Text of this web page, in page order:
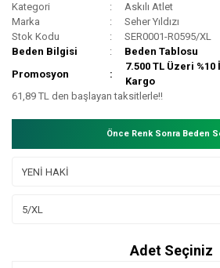
Kategori
Askılı Atlet
Marka
Seher Yıldızı
Stok Kodu
SER0001-R0595/XL
Beden Bilgisi
Beden Tablosu
Promosyon
7.500 TL Üzeri
Kargo
61,89 TL den başlayan taksitlerle!!
Önce Renk Sonra Beden
Adet Seçiniz